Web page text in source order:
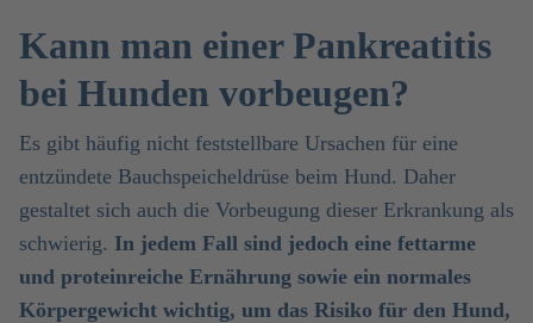
Kann man einer Pankreatitis
bei Hunden vorbeugen?
Es gibt häufig nicht feststellbare Ursachen für eine
entzündete Bauchspeicheldrüse beim Hund. Daher
gestaltet sich auch die Vorbeugung dieser Erkrankung als
schwierig. In jedem Fall sind jedoch eine fettarme
und proteinreiche Ernährung sowie ein normales
Körpergewicht wichtig, um das Risiko für den Hund,